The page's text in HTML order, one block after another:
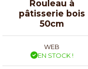
Rouleau à
pâtisserie bois
50cm
WEB
EN STOCK !